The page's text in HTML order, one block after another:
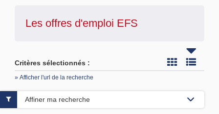
Les offres d'emploi EFS
Critères sélectionnés :
» Afficher l'url de la recherche
Affiner ma recherche